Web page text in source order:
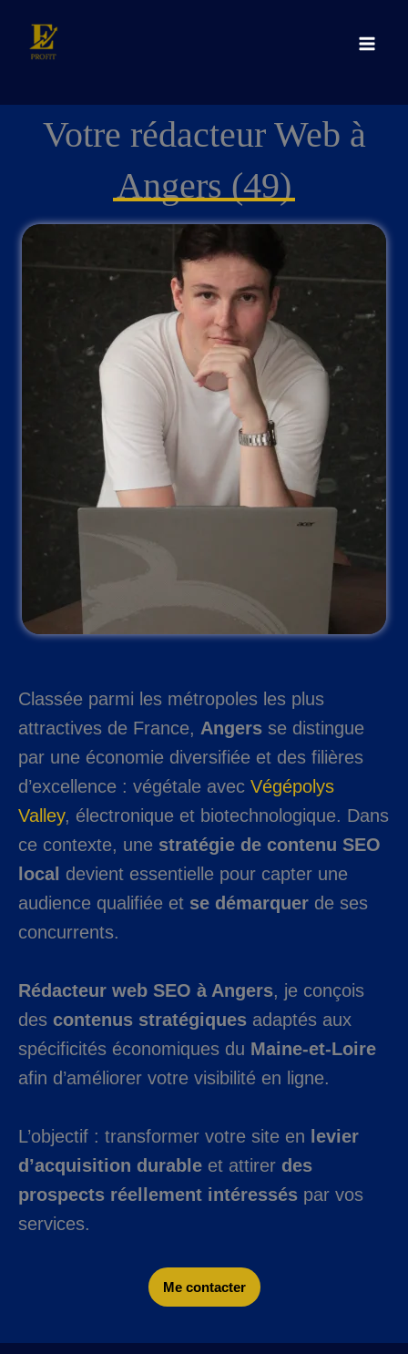
Votre rédacteur Web à
Angers (49)
Classée parmi les métropoles les plus
attractives de France, Angers se distingue
par une économie diversifiée et des filières
d’excellence : végétale avec Végépolys
Valley, électronique et biotechnologique. Dans
ce contexte, une stratégie de contenu SEO
local devient essentielle pour capter une
audience qualifiée et se démarquer de ses
concurrents.
Rédacteur web SEO à Angers, je conçois
des contenus stratégiques adaptés aux
spécificités économiques du Maine-et-Loire
afin d’améliorer votre visibilité en ligne.
L’objectif : transformer votre site en levier
d’acquisition durable et attirer des
prospects réellement intéressés par vos
services.
Me contacter